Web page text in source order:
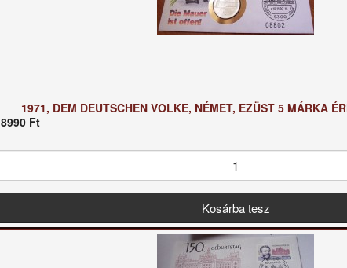
1971, DEM DEUTSCHEN VOLKE, NÉMET, EZÜST 5 MÁRKA
8990 Ft